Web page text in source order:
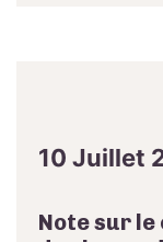
10 Juillet
Note sur le